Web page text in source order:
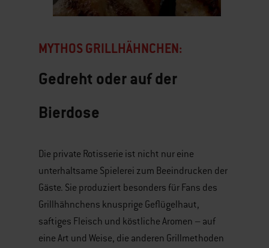
Paprika-Walnuss-Sauce
MYTHOS GRILLHÄHNCHEN:
Gedreht oder auf der
Bierdose
Die private Rotisserie ist nicht nur eine
unterhaltsame Spielerei zum Beeindrucken der
Gäste. Sie produziert besonders für Fans des
Grillhähnchens knusprige Geflügelhaut,
saftiges Fleisch und köstliche Aromen – auf
eine Art und Weise, die anderen Grillmethoden